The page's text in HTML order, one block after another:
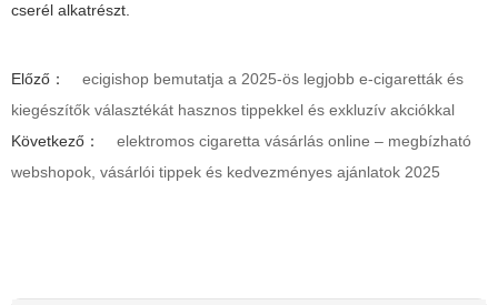
cserél alkatrészt.
Előző：
ecigishop bemutatja a 2025-ös legjobb e-cigaretták és
kiegészítők választékát hasznos tippekkel és exkluzív akciókkal
Következő：
elektromos cigaretta vásárlás online – megbízható
webshopok, vásárlói tippek és kedvezményes ajánlatok 2025